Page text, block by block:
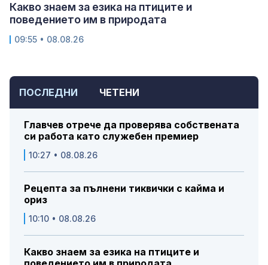
ПОСЛЕДНИ ЧЕТЕНИ
Главчев отрече да проверява собствената
си работа като служебен премиер
10:27 • 08.08.26
Рецепта за пълнени тиквички с кайма и
ориз
10:10 • 08.08.26
Какво знаем за езика на птиците и
Какво знаем за езика на птиците и
поведението им в природата
09:55 • 08.08.26